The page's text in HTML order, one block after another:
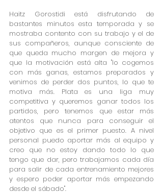
Haitz Gorostidi está disfrutando de
bastantes minutos esta temporada y se
mostraba contento con su trabajo y el de
sus compañeros, aunque consciente de
que queda mucho margen de mejora y
que la motivación está alta "lo cogemos
con más ganas, estamos preparados y
venimos de perder dos puntos, lo que te
motiva más. Plata es una liga muy
competitiva y queremos ganar todos los
partidos, pero tenemos que estar más
atentos que nunca para conseguir el
objetivo que es el primer puesto. A nivel
personal puedo aportar más al equipo y
creo que no estoy dando todo lo que
tengo que dar, pero trabajamos cada día
para salir de cada entrenamiento mejores
y espero poder aportar más empezando
desde el sábado".